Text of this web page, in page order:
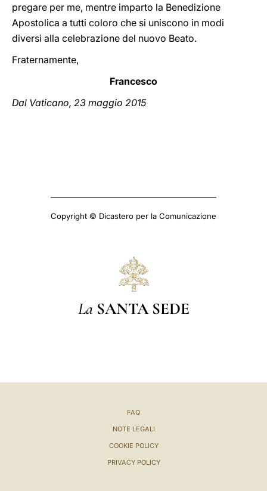
pregare per me, mentre imparto la Benedizione
Apostolica a tutti coloro che si uniscono in modi
diversi alla celebrazione del nuovo Beato.
Fraternamente,
Francesco
Dal Vaticano, 23 maggio 2015
Copyright © Dicastero per la Comunicazione
La SANTA SEDE
FAQ
NOTE LEGALI
COOKIE POLICY
PRIVACY POLICY